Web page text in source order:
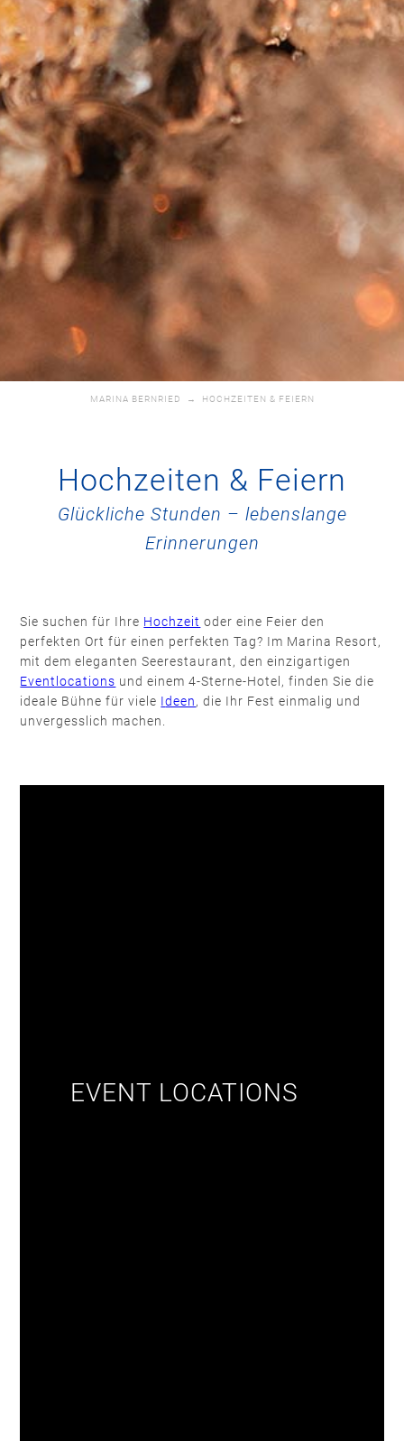
MARINA BERNRIED → HOCHZEITEN & FEIERN
Hochzeiten & Feiern
Glückliche Stunden – lebenslange
Erinnerungen
Sie suchen für Ihre Hochzeit oder eine Feier den
perfekten Ort für einen perfekten Tag? Im Marina Resort,
mit dem eleganten Seerestaurant, den einzigartigen
Eventlocations und einem 4-Sterne-Hotel, finden Sie die
ideale Bühne für viele Ideen, die Ihr Fest einmalig und
unvergesslich machen.
EVENT LOCATIONS